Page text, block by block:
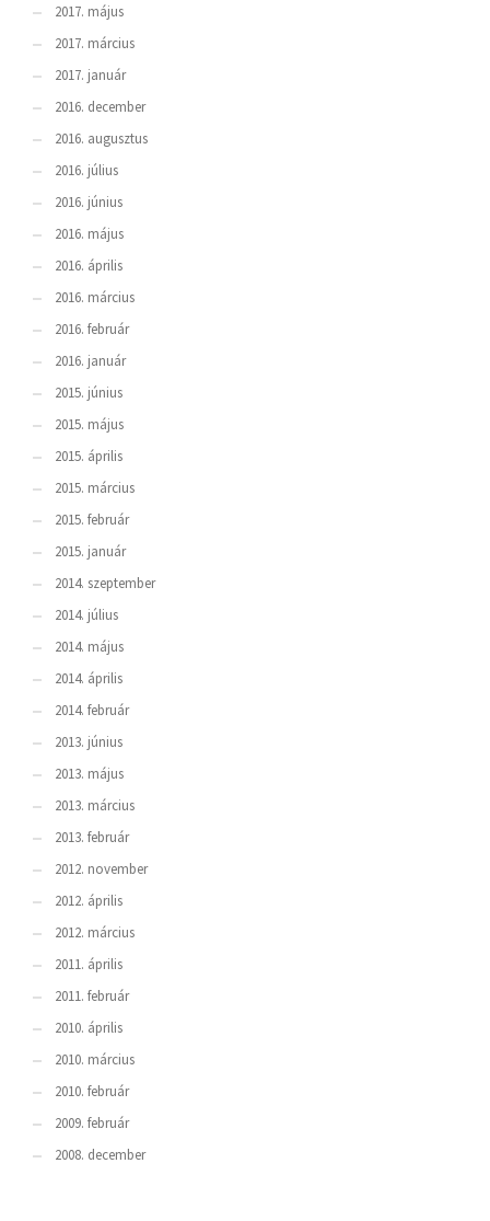
2017. május
2017. március
2017. január
2016. december
2016. augusztus
2016. július
2016. június
2016. május
2016. április
2016. március
2016. február
2016. január
2015. június
2015. május
2015. április
2015. március
2015. február
2015. január
2014. szeptember
2014. július
2014. május
2014. április
2014. február
2013. június
2013. május
2013. március
2013. február
2012. november
2012. április
2012. március
2011. április
2011. február
2010. április
2010. március
2010. február
2009. február
2008. december